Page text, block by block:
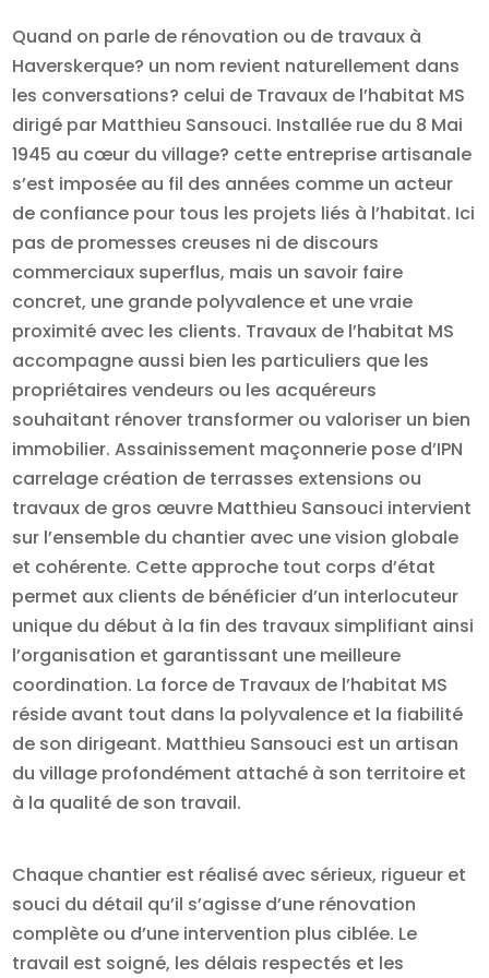
Quand on parle de rénovation ou de travaux à
Haverskerque? un nom revient naturellement dans
les conversations? celui de Travaux de l’habitat MS
dirigé par Matthieu Sansouci. Installée rue du 8 Mai
1945 au cœur du village? cette entreprise artisanale
s’est imposée au fil des années comme un acteur
de confiance pour tous les projets liés à l’habitat. Ici
pas de promesses creuses ni de discours
commerciaux superflus, mais un savoir faire
concret, une grande polyvalence et une vraie
proximité avec les clients. Travaux de l’habitat MS
accompagne aussi bien les particuliers que les
propriétaires vendeurs ou les acquéreurs
souhaitant rénover transformer ou valoriser un bien
immobilier. Assainissement maçonnerie pose d’IPN
carrelage création de terrasses extensions ou
travaux de gros œuvre Matthieu Sansouci intervient
sur l’ensemble du chantier avec une vision globale
et cohérente. Cette approche tout corps d’état
permet aux clients de bénéficier d’un interlocuteur
unique du début à la fin des travaux simplifiant ainsi
l’organisation et garantissant une meilleure
coordination. La force de Travaux de l’habitat MS
réside avant tout dans la polyvalence et la fiabilité
de son dirigeant. Matthieu Sansouci est un artisan
du village profondément attaché à son territoire et
à la qualité de son travail.
Chaque chantier est réalisé avec sérieux, rigueur et
souci du détail qu’il s’agisse d’une rénovation
complète ou d’une intervention plus ciblée. Le
travail est soigné, les délais respectés et les